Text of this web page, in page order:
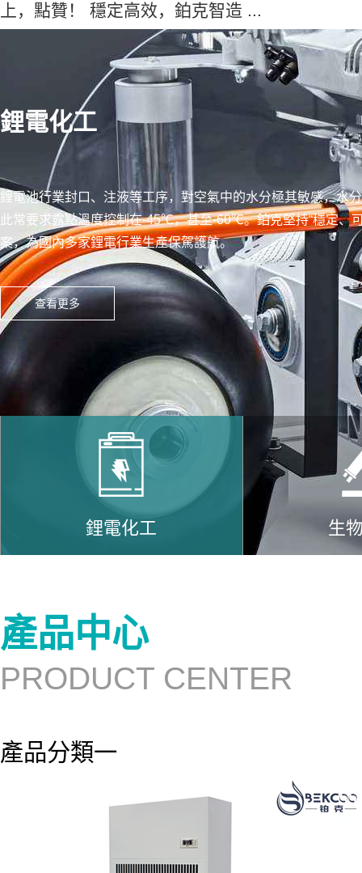
上，點贊！ 穩定高效，鉑克智造 ...
鋰電化工
鋰電池行業封口、注液等工序，對空氣中的水分極其敏感，水
此常要求露點溫度控制在-45℃，甚至-60℃。鉑克堅持“穩定、
案，為國內多家鋰電行業生產保駕護航。
查看更多
鋰電化工 生
產品中心
PRODUCT CENTER
產品分類一